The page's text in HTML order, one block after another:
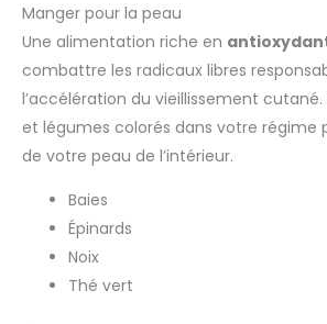
Manger pour la peau
Une alimentation riche en
combattre les radicaux libres
l’accélération du vieillissement
et légumes colorés dans votre régime
de votre peau de l’intérieur.
Baies
Épinards
Noix
Thé vert